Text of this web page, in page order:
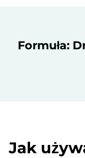
Formuła:
Jak